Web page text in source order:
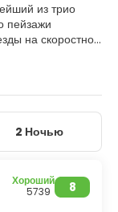
из трио
пейзажи
на скоростном
район,
яркая ночная
заполненную
красивый
японского
из самых
2 Ночью
8
Хороший
5739